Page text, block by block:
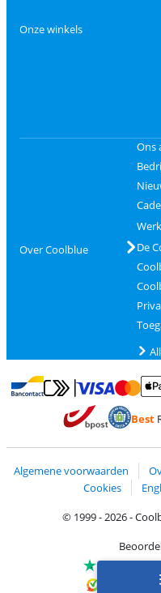
Onze winkels
Over Coolblue
Ons
De
Betalen met Bancontact
Betalen met
Best
Algemene voorwaarden
Cookies
© 1999 - 2026 -
Trustpilot
Kiyoh 9.1/